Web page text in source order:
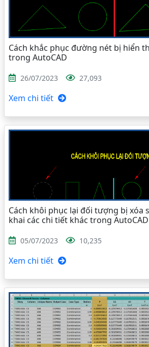
Cách khắc phục đường nét bị hiển
trong AutoCAD
26/07/2023 27,093
Xem chi tiết
Cách khôi phục lại đối tượng bị xóa
khai các chi tiết khác trong AutoCAD
05/07/2023 10,235
Xem chi tiết